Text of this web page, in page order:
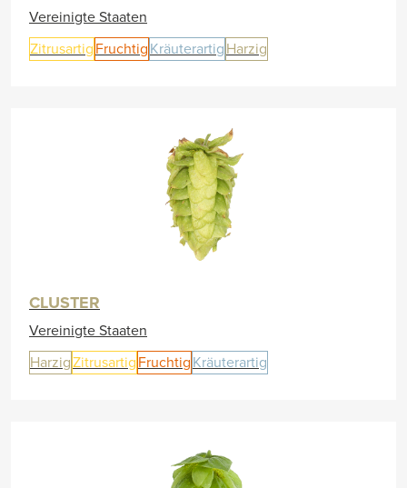
Vereinigte Staaten
Zitrusartig Fruchtig Kräuterartig Harzig
CLUSTER
Vereinigte Staaten
HarzigZitrusartig Fruchtig Kräuterartig